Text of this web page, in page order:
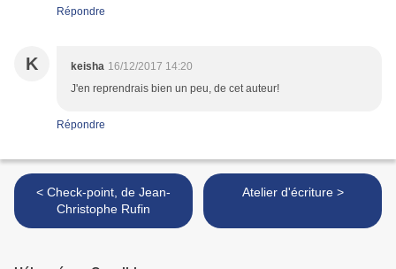
Répondre
K keisha 16/12/2017 14:20
J'en reprendrais bien un peu, de cet auteur!
Répondre
< Check-point, de Jean-
Christophe Rufin
Atelier d'écriture >